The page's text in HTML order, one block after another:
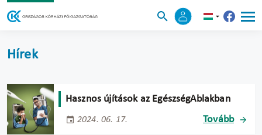
Hírek
Hasznos újítások az EgészségAblakban
2024. 06. 17. Tovább